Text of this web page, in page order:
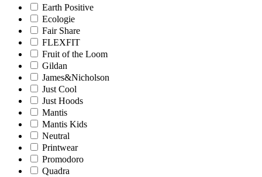
Earth Positive
Ecologie
Fair Share
FLEXFIT
Fruit of the Loom
Gildan
James&Nicholson
Just Cool
Just Hoods
Mantis
Mantis Kids
Neutral
Printwear
Promodoro
Quadra